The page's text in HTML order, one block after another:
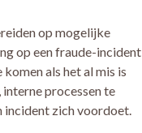
op mogelijke
op een fraude-incident
als het al mis is
processen te
incident zich voordoet.